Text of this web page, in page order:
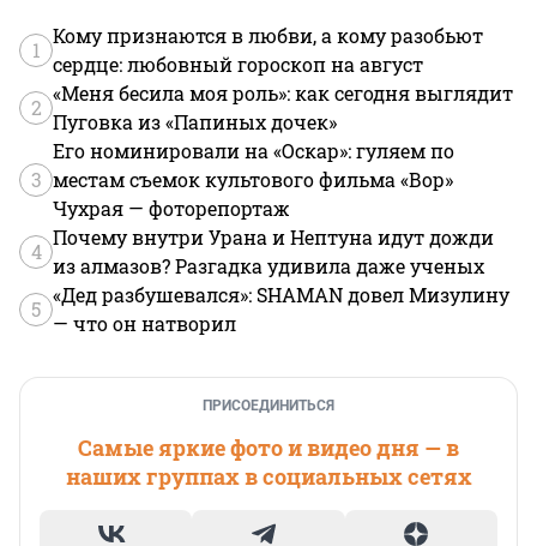
1
Кому признаются в любви, а кому разобьют
сердце: любовный гороскоп на август
2
«Меня бесила моя роль»: как сегодня выглядит
Пуговка из «Папиных дочек»
3
Его номинировали на «Оскар»: гуляем по
местам съемок культового фильма «Вор»
Чухрая — фоторепортаж
4
Почему внутри Урана и Нептуна идут дожди
из алмазов? Разгадка удивила даже ученых
5
«Дед разбушевался»: SHAMAN довел Мизулину
— что он натворил
ПРИСОЕДИНИТЬСЯ
Самые яркие фото и видео дня — в
наших группах в социальных сетях